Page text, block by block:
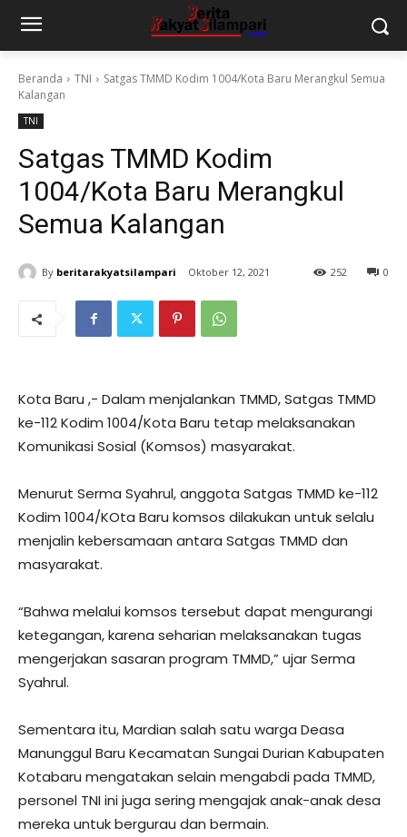
Beranda TNI
Satgas TMMD Kodim 1004/Kota Baru Merangkul Semua
Kalangan
TNI
Satgas TMMD Kodim
1004/Kota Baru Merangkul
Semua Kalangan
By beritarakyatsilampari Oktober 12, 2021 0
252
Kota Baru ,- Dalam menjalankan TMMD, Satgas TMMD
ke-112 Kodim 1004/Kota Baru tetap melaksanakan
Komunikasi Sosial (Komsos) masyarakat.
Menurut Serma Syahrul, anggota Satgas TMMD ke-112
Kodim 1004/KOta Baru komsos dilakukan untuk selalu
menjalin kebersamaan antara Satgas TMMD dan
masyarakat.
“Bahwa melalui komsos tersebut dapat mengurangi
ketegangan, karena seharian melaksanakan tugas
mengerjakan sasaran program TMMD,” ujar Serma
Syahrul.
Sementara itu, Mardian salah satu warga Deasa
Manunggul Baru Kecamatan Sungai Durian Kabupaten
Kotabaru mengatakan selain mengabdi pada TMMD,
personel TNI ini juga sering mengajak anak-anak desa
mereka untuk bergurau dan bermain.